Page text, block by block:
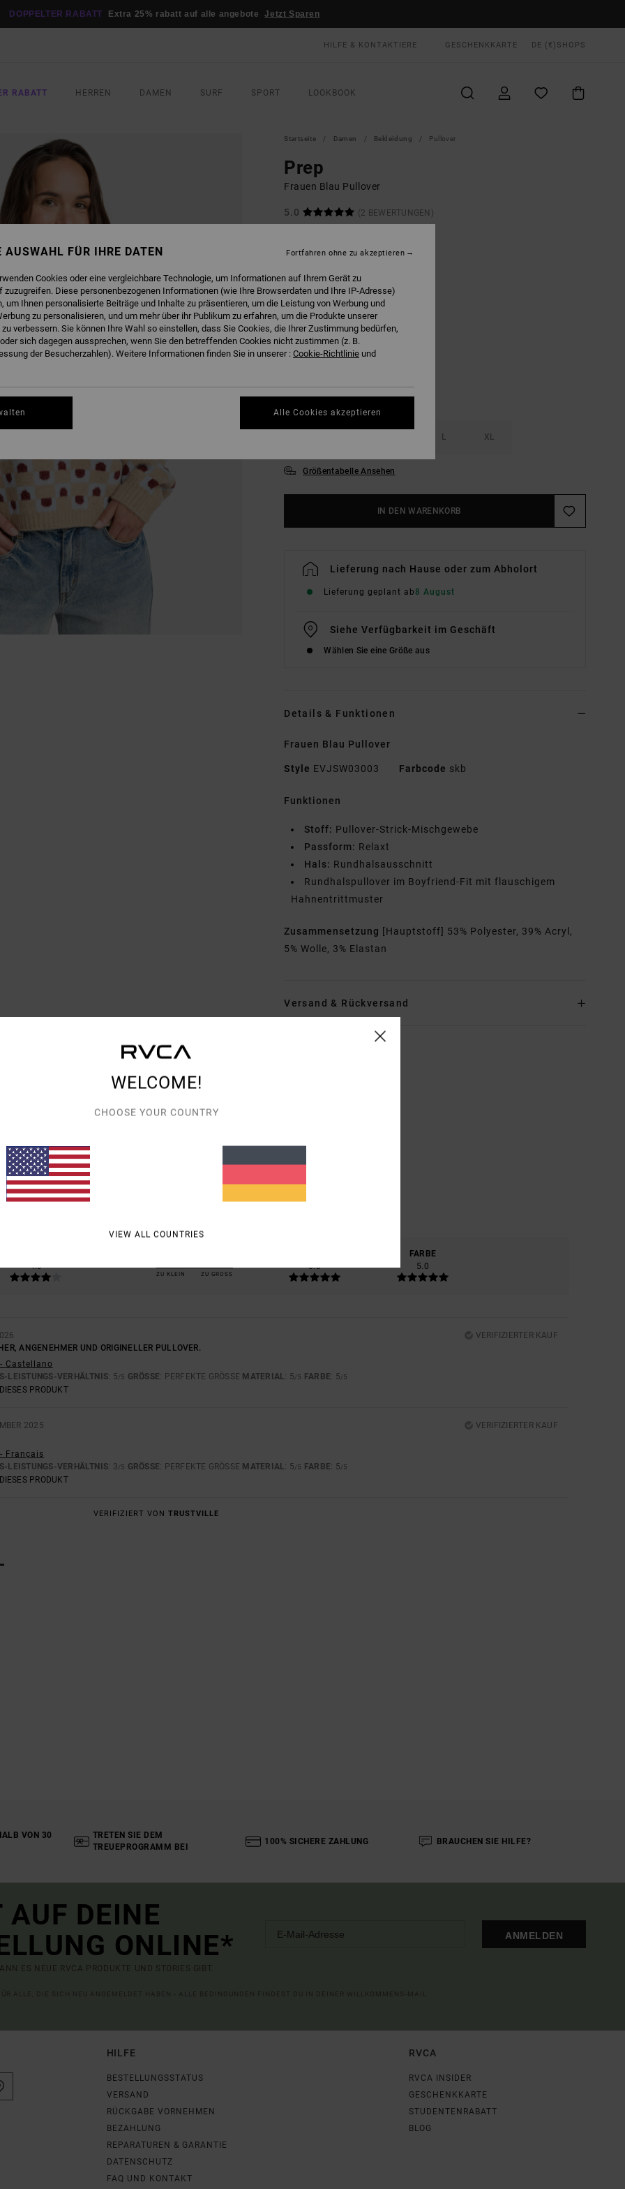
DOPPELTER RABATT Extra 25% rabatt auf alle angebote Jetzt Sparen
HILFE & KONTAKTIERE GESCHENKKARTE DE (€) SHOPS
RABATT HERREN DAMEN SURF SPORT LOOKBOOK
Startseite Damen Bekleidung Pullover
Prep
Frauen Blau Pullover
5.0
(2 BEWERTUNGEN)
42,75 €
DOPPELTER RABATT EXTRA 25 %
FARBE Sky Blue
L XL
Größentabelle Ansehen
IN DEN WARENKORB
Lieferung nach Hause oder zum Abholort
Lieferung geplant ab8 August
Siehe Verfügbarkeit im Geschäft
Wählen Sie eine Größe aus
Details & Funktionen
Frauen Blau Pullover
Style EVJSW03003 Farbcode skb
Funktionen
Stoff: Pullover-Strick-Mischgewebe
Passform: Relaxt
Hals: Rundhalsausschnitt
Rundhalspullover im Boyfriend-Fit mit flauschigem
Hahnentrittmuster
Zusammensetzung [Hauptstoff] 53% Polyester, 39% Acryl,
5% Wolle, 3% Elastan
Versand & Rückversand
BASIEREND AUF2 VERIFIZIERTEN BEWERTUNGEN
SEIT DEZEMBER 2025
4.0
ZU KLEIN ZU GROSS
5.0
FARBE
5.0
VERIFIZIERTER KAUF
ANGENEHMER UND ORIGINELLER PULLOVER.
Castellano
LEISTUNGS-VERHÄLTNIS: 5/5 GRÖSSE : PERFEKTE GRÖSSE MATERIAL: 5/5 FARBE: 5/5
PRODUKT
2025
VERIFIZIERTER KAUF
Français
LEISTUNGS-VERHÄLTNIS: 3/5 GRÖSSE : PERFEKTE GRÖSSE MATERIAL: 5/5 FARBE: 5/5
PRODUKT
VERIFIZIERT VON TRUSTVILLE
VON 30
TRETEN SIE DEM
TREUEPROGRAMM BEI
100% SICHERE ZAHLUNG BRAUCHEN SIE HILFE?
DEINE
ONLINE*
ES NEUE RVCA PRODUKTE UND STORIES GIBT.
ANMELDEN
HILFE
BESTELLUNGSSTATUS
VERSAND
RÜCKGABE VORNEHMEN
BEZAHLUNG
REPARATUREN & GARANTIE
DATENSCHUTZ
FAQ UND KONTAKT
RVCA
RVCA INSIDER
GESCHENKKARTE
STUDENTENRABATT
BLOG
WELCOME!
CHOOSE YOUR COUNTRY
VIEW ALL COUNTRIES
AUSWAHL FÜR IHRE DATEN
Cookies oder eine vergleichbare Technologie, um Informationen auf Ihrem Gerät zu
Diese personenbezogenen Informationen (wie Ihre Browserdaten und Ihre IP-Adresse)
um Ihnen personalisierte Beiträge und Inhalte zu präsentieren, um die Leistung von Werbung und
zu personalisieren, und um mehr über ihr Publikum zu erfahren, um die Produkte unserer
verbessern. Sie können Ihre Wahl so einstellen, dass Sie Cookies, die Ihrer Zustimmung bedürfen,
sich dagegen aussprechen, wenn Sie den betreffenden Cookies nicht zustimmen (z. B.
der Besucherzahlen). Weitere Informationen finden Sie in unserer : Cookie-Richtlinie und
Fortfahren ohne zu akzeptieren
Alle Cookies akzeptieren